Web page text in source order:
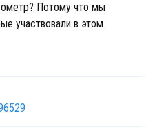
Потому что мы
участвовали в этом